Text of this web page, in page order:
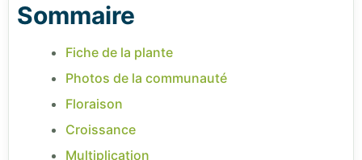
Sommaire
Fiche de la plante
Photos de la communauté
Floraison
Croissance
Multiplication